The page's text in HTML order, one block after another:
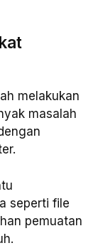
melakukan
masalah
seperti file
pemuatan